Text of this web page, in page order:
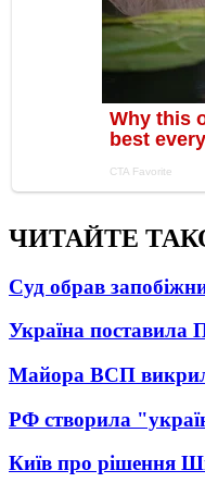
ЧИТАЙТЕ
Суд обрав
Україна поставила
Майора ВСП
РФ створила
Київ про рішення